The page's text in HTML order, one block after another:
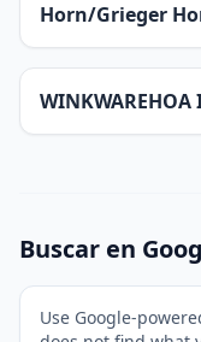
Horn/Grieger
WINKWAREHOA
Buscar en
Use Google-